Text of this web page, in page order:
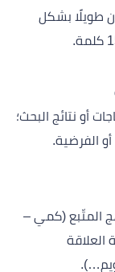
طويلًا بشكل
أو نتائج البحث؛
أو الفرضية.
المتّبع (كمي –
العلاقة